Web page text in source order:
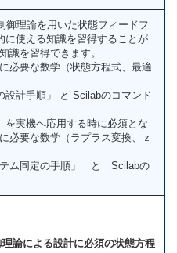
御理論を用いた状態フィードフ
に使える知識を習得することが
を習得できます。
必要な数学（状態方程式、最適
計手順」 と Scilabのコマンド
実機へ応用する時に必須とな
必要な数学（ラプラス変換、ｚ
ム同定の手順」 と Scilabの
論による設計に必須の状態方程